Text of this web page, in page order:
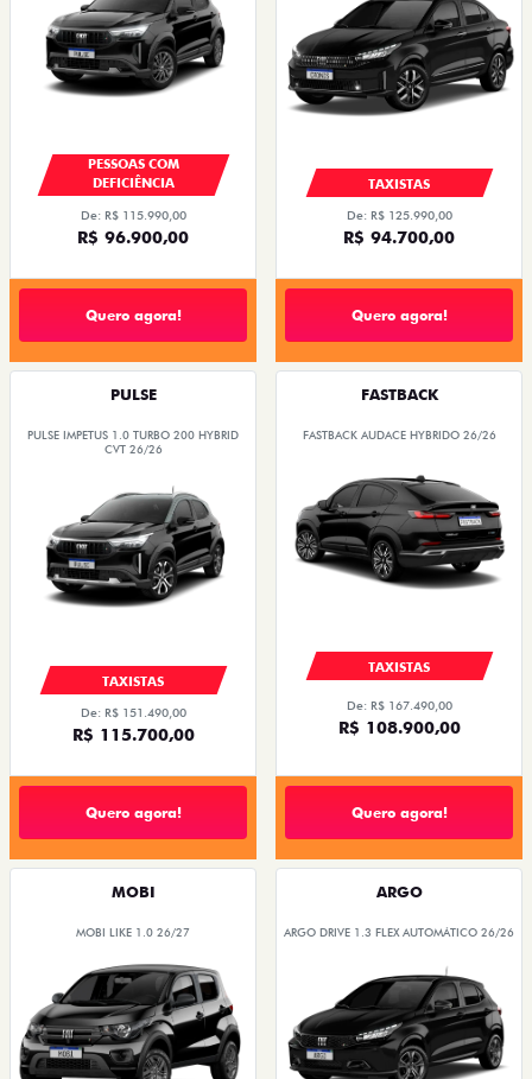
PESSOAS COM
DEFICIÊNCIA
De: R$ 115.990,00
R$ 96.900,00
Quero agora!
TAXISTAS
De: R$ 125.990,00
R$ 94.700,00
Quero agora!
PULSE
PULSE IMPETUS 1.0 TURBO 200 HYBRID
CVT 26/26
TAXISTAS
De: R$ 151.490,00
R$ 115.700,00
Quero agora!
FASTBACK
FASTBACK AUDACE HYBRIDO 26/26
TAXISTAS
De: R$ 167.490,00
R$ 108.900,00
Quero agora!
MOBI
MOBI LIKE 1.0 26/27
ARGO
ARGO DRIVE 1.3 FLEX AUTOMÁTICO 26/26